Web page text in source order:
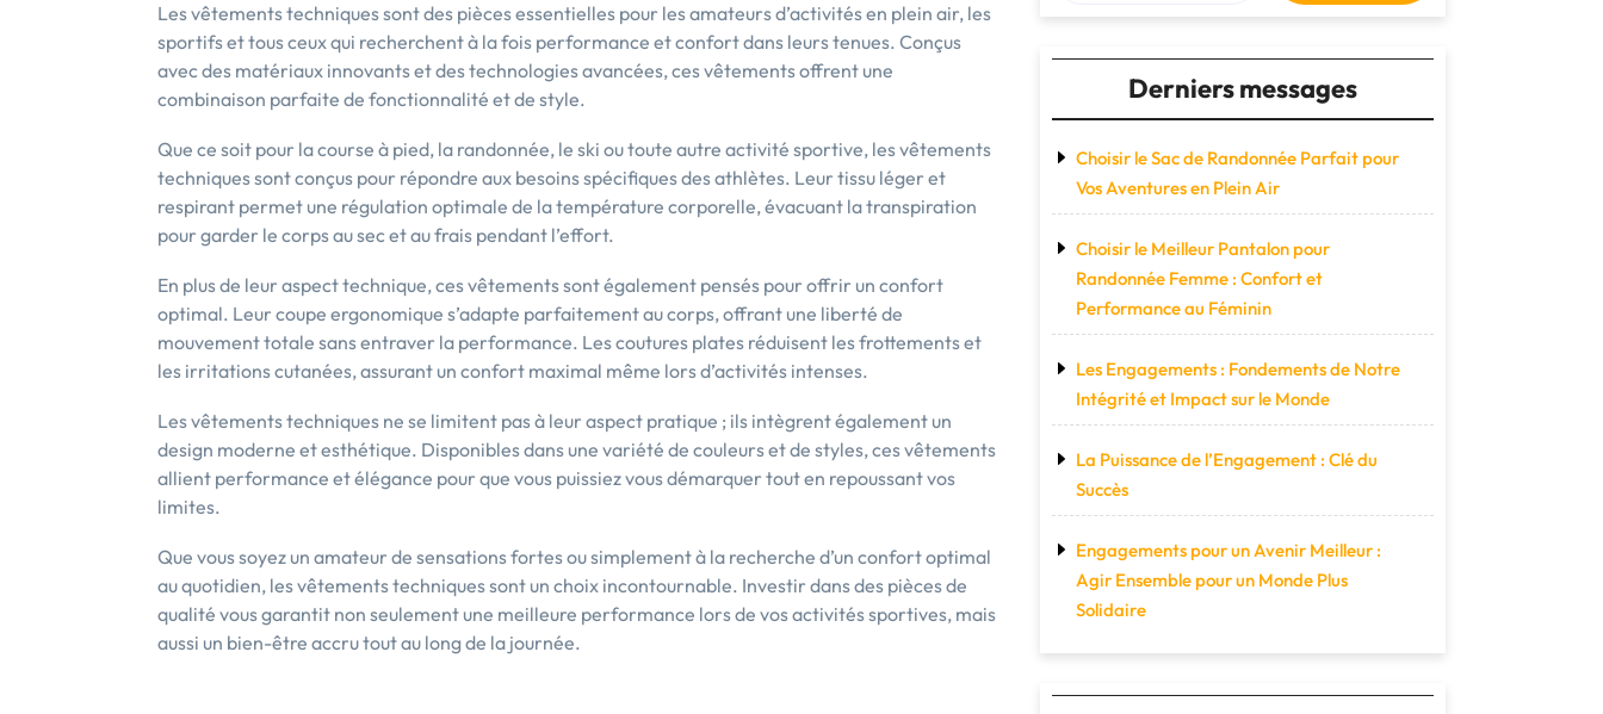
Les vêtements techniques sont des pièces essentielles pour les amateurs d’activités en plein air, les
sportifs et tous ceux qui recherchent à la fois performance et confort dans leurs tenues. Conçus
avec des matériaux innovants et des technologies avancées, ces vêtements offrent une
combinaison parfaite de fonctionnalité et de style.
Que ce soit pour la course à pied, la randonnée, le ski ou toute autre activité sportive, les vêtements
techniques sont conçus pour répondre aux besoins spécifiques des athlètes. Leur tissu léger et
respirant permet une régulation optimale de la température corporelle, évacuant la transpiration
pour garder le corps au sec et au frais pendant l’effort.
En plus de leur aspect technique, ces vêtements sont également pensés pour offrir un confort
optimal. Leur coupe ergonomique s’adapte parfaitement au corps, offrant une liberté de
mouvement totale sans entraver la performance. Les coutures plates réduisent les frottements et
les irritations cutanées, assurant un confort maximal même lors d’activités intenses.
Les vêtements techniques ne se limitent pas à leur aspect pratique ; ils intègrent également un
design moderne et esthétique. Disponibles dans une variété de couleurs et de styles, ces vêtements
allient performance et élégance pour que vous puissiez vous démarquer tout en repoussant vos
limites.
Que vous soyez un amateur de sensations fortes ou simplement à la recherche d’un confort optimal
au quotidien, les vêtements techniques sont un choix incontournable. Investir dans des pièces de
qualité vous garantit non seulement une meilleure performance lors de vos activités sportives, mais
aussi un bien-être accru tout au long de la journée.
Derniers messages
Choisir le Sac de Randonnée Parfait pour
Vos Aventures en Plein Air
Choisir le Meilleur Pantalon pour
Randonnée Femme : Confort et
Performance au Féminin
Les Engagements : Fondements de Notre
Intégrité et Impact sur le Monde
La Puissance de l’Engagement : Clé du
Succès
Engagements pour un Avenir Meilleur :
Agir Ensemble pour un Monde Plus
Solidaire